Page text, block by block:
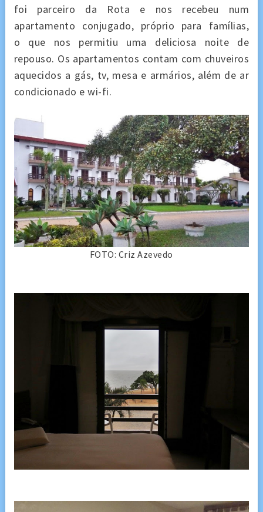
foi parceiro da Rota e nos recebeu num
apartamento conjugado, próprio para famílias,
o que nos permitiu uma deliciosa noite de
repouso. Os apartamentos contam com chuveiros
aquecidos a gás, tv, mesa e armários, além de ar
condicionado e wi-fi.
FOTO: Criz Azevedo